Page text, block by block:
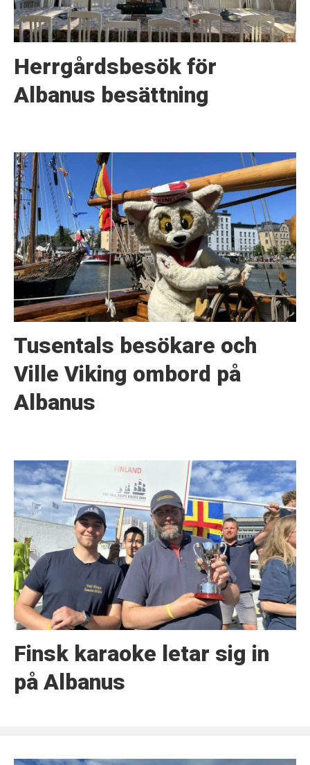
Herrgårdsbesök för
Albanus besättning
Tusentals besökare och
Ville Viking ombord på
Albanus
Finsk karaoke letar sig in
på Albanus